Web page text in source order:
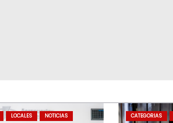
LOCALES NOTICIAS CATEGORIAS